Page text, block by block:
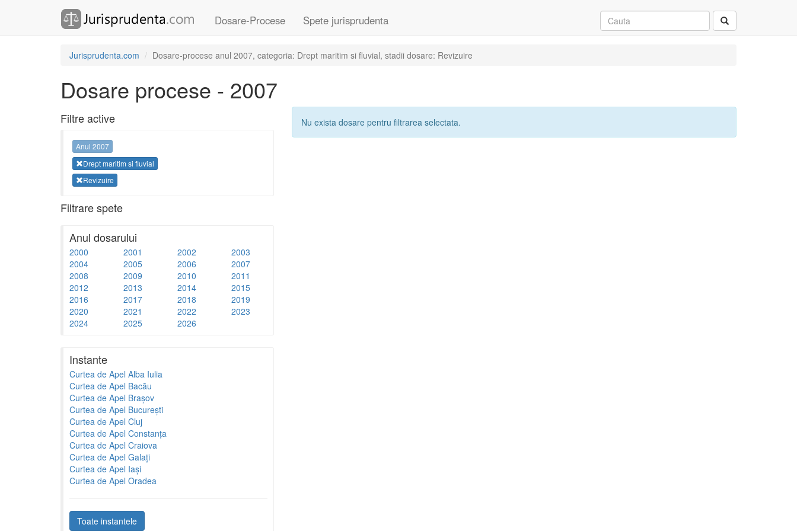
Dosare-Procese Spete jurisprudenta
Jurisprudenta.com Dosare-procese anul 2007, categoria: Drept maritim si fluvial, stadii dosare: Revizuire
Dosare procese - 2007
Filtre active
Anul 2007
Drept maritim si fluvial
Revizuire
Filtrare spete
Anul dosarului
2000 2001 2002
2003
2004
2005 2006
2007
2008
2009 2010
2011
2012
2013 2014
2015
2016
2017 2018
2019
2020
2021 2022
2023
2024
2025 2026
Instante
Curtea de Apel Alba Iulia
Curtea de Apel Bacău
Curtea de Apel Brașov
Curtea de Apel București
Curtea de Apel Cluj
Curtea de Apel Constanța
Curtea de Apel Craiova
Curtea de Apel Galați
Curtea de Apel Iași
Curtea de Apel Oradea
Toate instantele
Nu exista dosare pentru filtrarea selectata.